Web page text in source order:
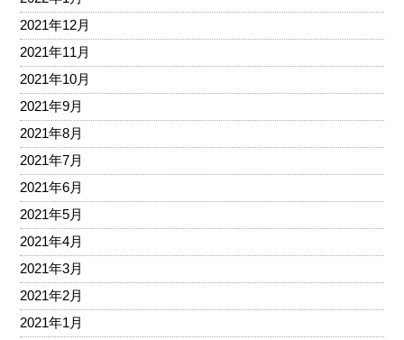
2021年12月
2021年11月
2021年10月
2021年9月
2021年8月
2021年7月
2021年6月
2021年5月
2021年4月
2021年3月
2021年2月
2021年1月